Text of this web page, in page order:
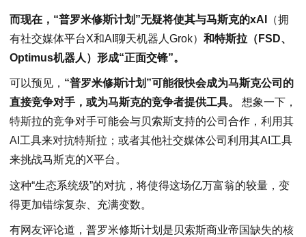
而现在，“普罗米修斯计划”无疑将使其与马斯克的xAI
（拥
有社交媒体平台X和AI聊天机器人Grok） 和特斯拉（FSD、
Optimus机器人）形成“正面交锋”。
可以预见， “普罗米修斯计划”可能很快会成为马斯克公司的
直接竞争对手，或为马斯克的竞争者提供工具。
想象一下，
特斯拉的竞争对手可能会与贝索斯支持的公司合作，利用其
AI工具来对抗特斯拉；或者其他社交媒体公司利用其AI工具
来挑战马斯克的X平台。
这种“生态系统级”的对抗，将使得这场亿万富翁的较量，变
得更加错综复杂、充满变数。
有网友评论道，普罗米修斯计划是贝索斯商业帝国缺失的核